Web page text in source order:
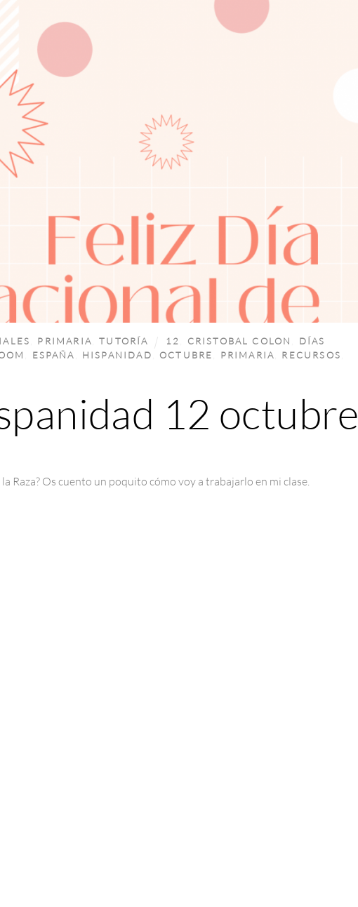
12 octubre
PRIMARIA ,TUTORÍA 12 CRISTOBAL COLON
DÍAS
ESPAÑA HISPANIDAD OCTUBRE PRIMARIA RECURSOS
Raza? Os cuento un poquito cómo voy a trabajarlo en mi clase.